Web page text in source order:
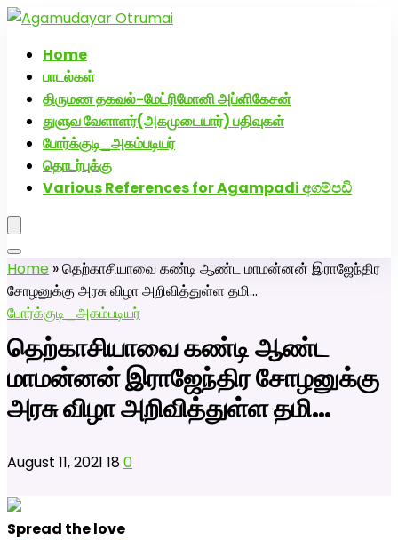
Home
பாடல்கள்
திருமண தகவல்-மேட்ரிமோனி அப்ளிகேசன்
துளுவ வேளாளர்(அகமுடையார்) பதிவுகள்
போர்க்குடி_அகம்படியர்
தொடர்புக்கு
Various References for Agampadi අගම්පඩි
Home »தெற்காசியாவை கண்டி ஆண்ட மாமன்னன் இராஜேந்திர
சோழனுக்கு அரசு விழா அறிவித்துள்ள தமி…
போர்க்குடி_அகம்படியர்
தெற்காசியாவை கண்டி ஆண்ட
மாமன்னன் இராஜேந்திர சோழனுக்கு
அரசு விழா அறிவித்துள்ள தமி…
August 11, 2021 180
Spread the love
அகமுடையார் திருமண வரன்களுக்கு அகமுடையார்மேட்ரி-